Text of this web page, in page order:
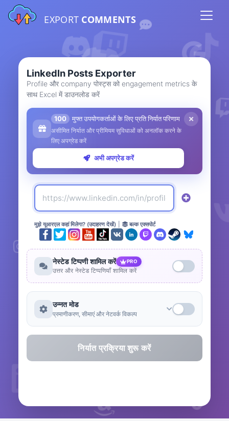
EXPORT COMMENTS
LinkedIn Posts Exporter
Profile और company पोस्ट्स को engagement metrics के
साथ Excel में डाउनलोड करें
100 मुफ्त उपयोगकर्ताओं के लिए प्रति निर्यात परिणाम
असीमित निर्यात और प्रीमियम सुविधाओं को अनलॉक करने के
लिए अपग्रेड करें
अभी अपग्रेड करें
मुझे यूआरएल कहां मिलेगा? (उदाहरण देखें) बल्क एक्सपोर्ट
नेस्टेड टिप्पणी शामिल करें PRO
उत्तर और नेस्टेड टिप्पणियाँ शामिल करें
उन्नत मोड
प्रमाणीकरण, सीमाएं और नेटवर्क विकल्प
निर्यात प्रक्रिया शुरू करें